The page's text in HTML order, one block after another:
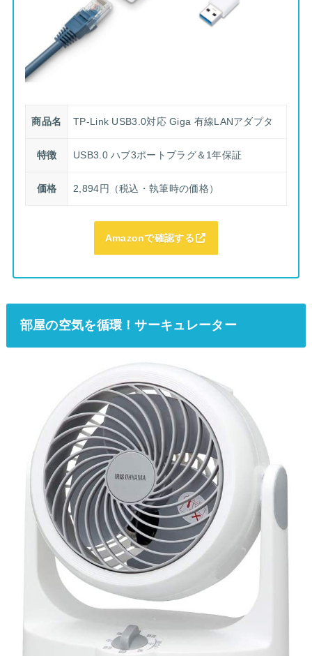
商品名 TP-Link USB3.0対応 Giga 有線LANアダプタ
特徴 USB3.0 ハブ3ポートプラグ＆1年保証
価格 2,894円（税込・執筆時の価格）
Amazonで確認する
部屋の空気を循環！サーキュレーター